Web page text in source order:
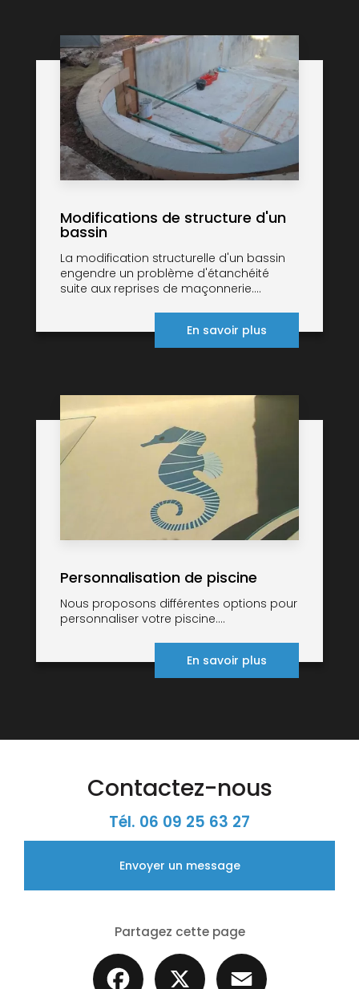
Modifications de structure d'un
bassin
La modification structurelle d'un bassin
engendre un problème d'étanchéité
suite aux reprises de maçonnerie....
En savoir plus
Personnalisation de piscine
Nous proposons différentes options pour
personnaliser votre piscine....
En savoir plus
Contactez-nous
Tél. 06 09 25 63 27
Envoyer un message
Partagez cette page
Facebook